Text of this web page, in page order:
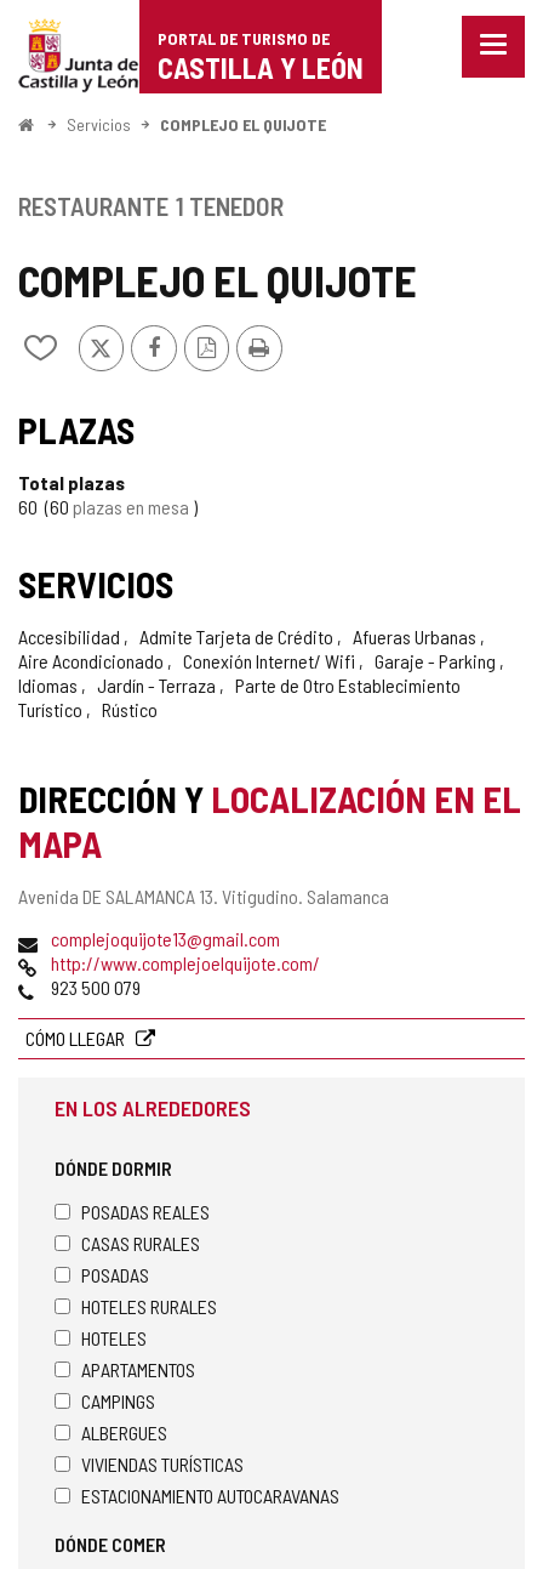
Portal
de
Turismo
Castilla
León
PORTAL DE TURISMO DE
CASTILLA Y LEÓN
Menu
InicioServicios COMPLEJO EL QUIJOTE
COMPLEJO EL QUIJOTE
Añadir/quitar
cuadernos
X FacebookVersión
PDF
Imprimir
RESTAURANTE 1 TENEDOR
PLAZAS
Total plazas
60 60 plazas en mesa
SERVICIOS
Accesibilidad Admite Tarjeta de Crédito
Afueras Urbanas
Aire Acondicionado
Conexión Internet/ Wifi
Garaje - Parking
Idiomas
Jardín - Terraza
Parte de Otro Establecimiento
Turístico
Rústico
DIRECCIÓN Y LOCALIZACIÓN EN EL
MAPA
Dirección
Avenida DE SALAMANCA 13. Vitigudino. Salamanca
Dirección
de
correo
complejoquijote13@gmail.com
Página
Web
http://www.complejoelquijote.com/
Teléfonos
923 500 079
CÓMO LLEGAR
EN LOS ALREDEDORES
DÓNDE DORMIR
POSADAS REALES
CASAS RURALES
POSADAS
HOTELES RURALES
HOTELES
APARTAMENTOS
CAMPINGS
ALBERGUES
VIVIENDAS TURÍSTICAS
ESTACIONAMIENTO AUTOCARAVANAS
DÓNDE COMER